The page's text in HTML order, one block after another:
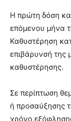
Η πρώτη δόση
επόμενου μήνα
Καθυστέρηση
επιβάρυνσή της
καθυστέρησης.
Σε περίπτωση
ή προσαύξησης
χρόνο